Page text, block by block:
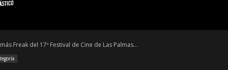
Freak del 17º Festival de Cine de Las Palmas...